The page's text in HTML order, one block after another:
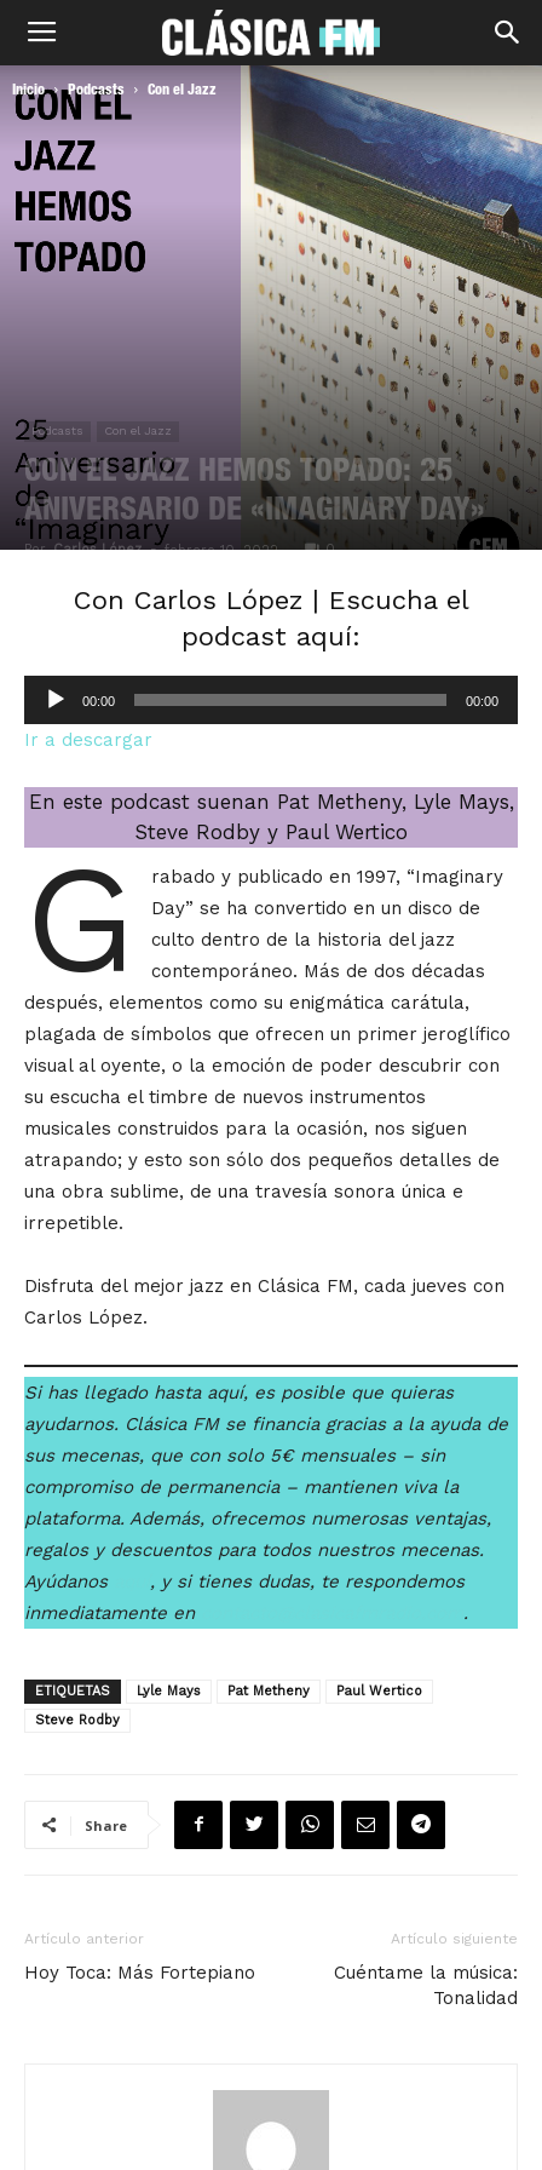
Inicio Podcasts Con el Jazz
Podcasts Con el Jazz
CON EL JAZZ HEMOS TOPADO: 25
ANIVERSARIO DE «IMAGINARY DAY»
Por Carlos López - febrero 10, 2022 0
Con Carlos López | Escucha el
podcast aquí:
Reproductor
de
audio
00:00 00:00
Ir a descargar
En este podcast suenan Pat Metheny, Lyle Mays,
Steve Rodby y Paul Wertico
G
rabado y publicado en 1997, “Imaginary
Day” se ha convertido en un disco de
culto dentro de la historia del jazz
contemporáneo. Más de dos décadas
después, elementos como su enigmática carátula,
plagada de símbolos que ofrecen un primer jeroglífico
visual al oyente, o la emoción de poder descubrir con
su escucha el timbre de nuevos instrumentos
musicales construidos para la ocasión, nos siguen
atrapando; y esto son sólo dos pequeños detalles de
una obra sublime, de una travesía sonora única e
irrepetible.
Disfruta del mejor jazz en Clásica FM, cada jueves con
Carlos López.
Si has llegado hasta aquí, es posible que quieras
ayudarnos. Clásica FM se financia gracias a la ayuda de
sus mecenas, que con solo 5€ mensuales – sin
compromiso de permanencia – mantienen viva la
plataforma. Además, ofrecemos numerosas ventajas,
regalos y descuentos para todos nuestros mecenas.
Ayúdanos
, y si tienes dudas, te respondemos
inmediatamente en
.
ETIQUETAS Lyle Mays Pat Metheny
Paul Wertico
Steve Rodby
Share
Artículo anterior
Hoy Toca: Más Fortepiano
Artículo siguiente
Cuéntame la música:
Tonalidad